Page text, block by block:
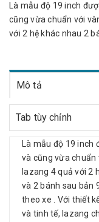
Là mẫu độ 19 inch
cũng vừa chuẩn với
với 2 hệ khác nhau 2
Mô tả
Tab tùy chỉnh
Là mẫu độ 19
và cũng vừa chuẩn
lazang 4 quả với 2
và 2 bánh sau bản
theo xe . Với thiết
và tinh tế, lazang